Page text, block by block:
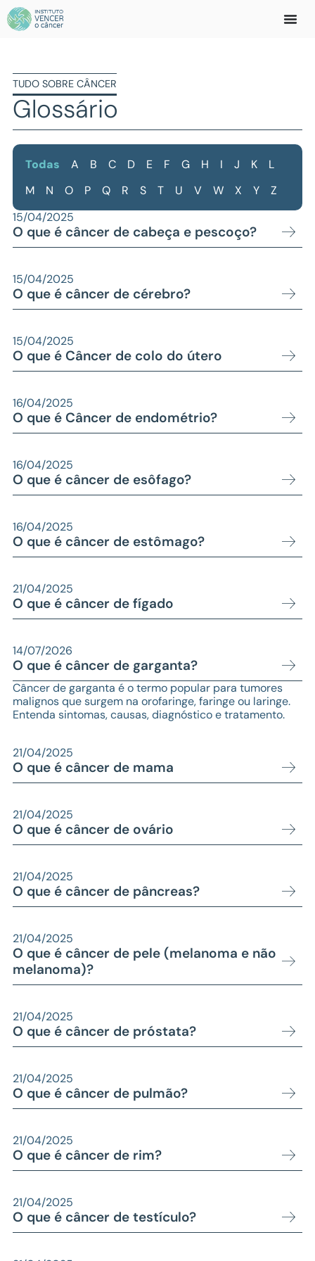
TUDO SOBRE CÂNCER
Glossário
A B C D E F G H I J K
L
M
N O P Q R S T U V W X Y Z
Todas
15/04/2025
O que é câncer de cabeça e pescoço?
15/04/2025
O que é câncer de cérebro?
15/04/2025
O que é Câncer de colo do útero
16/04/2025
O que é Câncer de endométrio?
16/04/2025
O que é câncer de esôfago?
16/04/2025
O que é câncer de estômago?
21/04/2025
O que é câncer de fígado
14/07/2026
O que é câncer de garganta?
Câncer de garganta é o termo popular para tumores
malignos que surgem na orofaringe, faringe ou laringe.
Entenda sintomas, causas, diagnóstico e tratamento.
21/04/2025
O que é câncer de mama
21/04/2025
O que é câncer de ovário
21/04/2025
O que é câncer de pâncreas?
21/04/2025
O que é câncer de pele (melanoma e não
melanoma)?
21/04/2025
O que é câncer de próstata?
21/04/2025
O que é câncer de pulmão?
21/04/2025
O que é câncer de rim?
21/04/2025
O que é câncer de testículo?